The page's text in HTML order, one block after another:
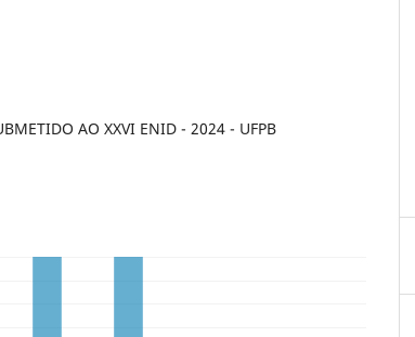
AO XXVI ENID - 2024 - UFPB